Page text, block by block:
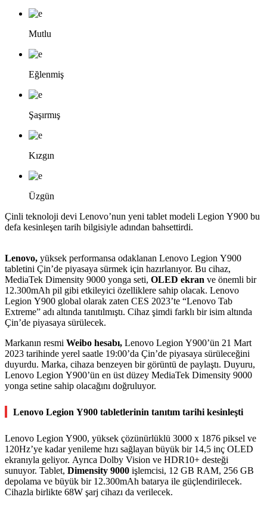
Mutlu
Eğlenmiş
Şaşırmış
Kızgın
Üzgün
Çinli teknoloji devi Lenovo’nun yeni tablet modeli Legion Y900 bu
defa kesinleşen tarih bilgisiyle adından bahsettirdi.
Lenovo, yüksek performansa odaklanan Lenovo Legion Y900
tabletini Çin’de piyasaya sürmek için hazırlanıyor. Bu cihaz,
MediaTek Dimensity 9000 yonga seti, OLED ekran ve önemli bir
12.300mAh pil gibi etkileyici özelliklere sahip olacak. Lenovo
Legion Y900 global olarak zaten CES 2023’te “Lenovo Tab
Extreme” adı altında tanıtılmıştı. Cihaz şimdi farklı bir isim altında
Çin’de piyasaya sürülecek.
Markanın resmi Weibo hesabı, Lenovo Legion Y900’ün 21 Mart
2023 tarihinde yerel saatle 19:00’da Çin’de piyasaya sürüleceğini
duyurdu. Marka, cihaza benzeyen bir görüntü de paylaştı. Duyuru,
Lenovo Legion Y900’ün en üst düzey MediaTek Dimensity 9000
yonga setine sahip olacağını doğruluyor.
Lenovo Legion Y900 tabletlerinin tanıtım tarihi kesinleşti
Lenovo Legion Y900, yüksek çözünürlüklü 3000 x 1876 piksel ve
120Hz’ye kadar yenileme hızı sağlayan büyük bir 14,5 inç OLED
ekranıyla geliyor. Ayrıca Dolby Vision ve HDR10+ desteği
sunuyor. Tablet, Dimensity 9000 işlemcisi, 12 GB RAM, 256 GB
depolama ve büyük bir 12.300mAh batarya ile güçlendirilecek.
Cihazla birlikte 68W şarj cihazı da verilecek.